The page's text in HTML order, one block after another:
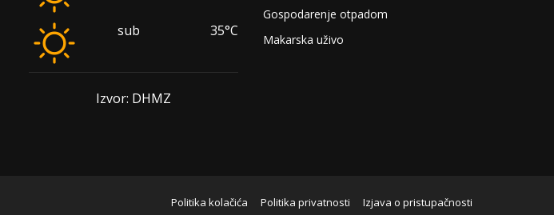
sub 35°C
Izvor: DHMZ
Gospodarenje otpadom
Makarska uživo
Politika kolačića Politika privatnosti Izjava o pristupačnosti